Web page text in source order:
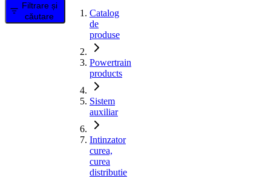
Filtrare și
căutare
Catalog
de
produse
Powertrain
products
Sistem
auxiliar
Intinzator
curea,
curea
distributie